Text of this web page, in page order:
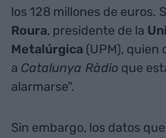
los 128 millones de euros.
Roura, presidente de la
Metalúrgica (UPM), quien
a Catalunya Ràdio que
alarmarse".
Sin embargo, los datos